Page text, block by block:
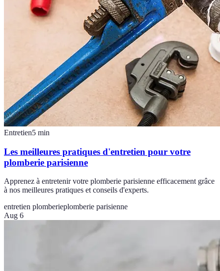
Entretien5 min
Les meilleures pratiques d'entretien pour votre
plomberie parisienne
Apprenez à entretenir votre plomberie parisienne efficacement grâce
à nos meilleures pratiques et conseils d'experts.
entretien plomberieplomberie parisienne
Aug 6